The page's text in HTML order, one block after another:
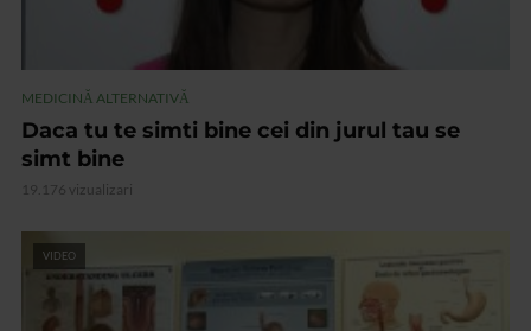
MEDICINĂ ALTERNATIVĂ
Daca tu te simti bine cei din jurul tau se
simt bine
19.176 vizualizari
VIDEO